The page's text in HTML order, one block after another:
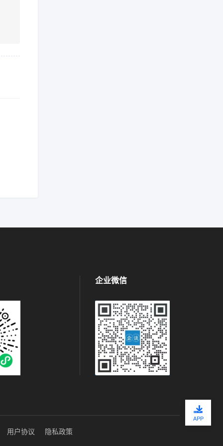
企业微信
用户协议 隐私政策
APP